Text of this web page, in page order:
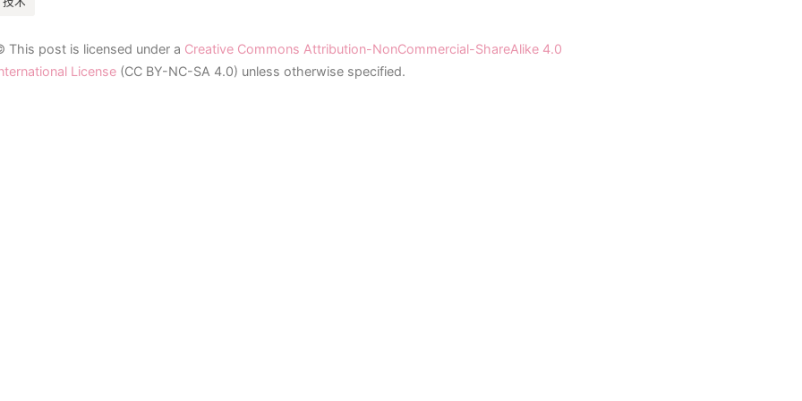
This post is licensed under a Creative Commons Attribution-NonCommercial-ShareAlike 4.0
License (CC BY-NC-SA 4.0) unless otherwise specified.